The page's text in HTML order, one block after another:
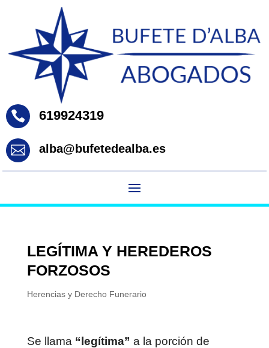
 619924319
 alba@bufetedealba.es
LEGÍTIMA Y HEREDEROS
FORZOSOS
Herencias y Derecho Funerario
Se llama “legítima” a la porción de